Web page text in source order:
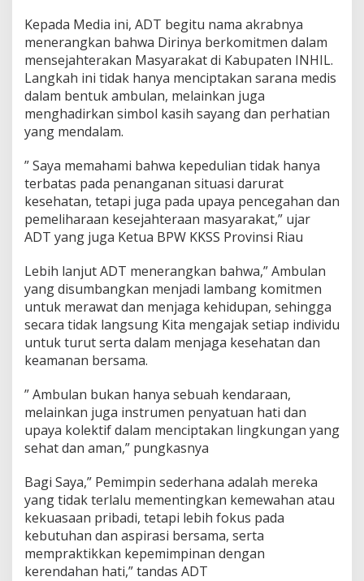
m
a
s
y
a
r
a
t
d
i
I
n
d
a
g
r
i
H
r
Kepada Media ini, ADT begitu nama akrabnya
menerangkan bahwa Dirinya berkomitmen dalam
mensejahterakan Masyarakat di Kabupaten INHIL.
Langkah ini tidak hanya menciptakan sarana medis
dalam bentuk ambulan, melainkan juga
menghadirkan simbol kasih sayang dan perhatian
yang mendalam.
” Saya memahami bahwa kepedulian tidak hanya
terbatas pada penanganan situasi darurat
kesehatan, tetapi juga pada upaya pencegahan dan
pemeliharaan kesejahteraan masyarakat,” ujar
ADT yang juga Ketua BPW KKSS Provinsi Riau
Lebih lanjut ADT menerangkan bahwa,” Ambulan
yang disumbangkan menjadi lambang komitmen
untuk merawat dan menjaga kehidupan, sehingga
secara tidak langsung Kita mengajak setiap individu
untuk turut serta dalam menjaga kesehatan dan
keamanan bersama.
” Ambulan bukan hanya sebuah kendaraan,
melainkan juga instrumen penyatuan hati dan
upaya kolektif dalam menciptakan lingkungan yang
sehat dan aman,” pungkasnya
Bagi Saya,” Pemimpin sederhana adalah mereka
yang tidak terlalu mementingkan kemewahan atau
kekuasaan pribadi, tetapi lebih fokus pada
kebutuhan dan aspirasi bersama, serta
mempraktikkan kepemimpinan dengan
kerendahan hati,” tandas ADT